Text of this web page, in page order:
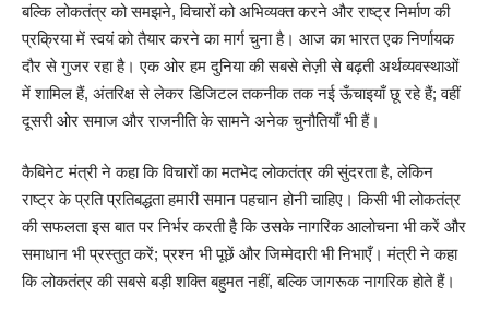
बल्कि लोकतंत्र को समझने, विचारों को अभिव्यक्त करने और राष्ट्र निर्माण की
प्रक्रिया में स्वयं को तैयार करने का मार्ग चुना है। आज का भारत एक निर्णायक
दौर से गुजर रहा है। एक ओर हम दुनिया की सबसे तेज़ी से बढ़ती अर्थव्यवस्थाओं
में शामिल हैं, अंतरिक्ष से लेकर डिजिटल तकनीक तक नई ऊँचाइयाँ छू रहे हैं; वहीं
दूसरी ओर समाज और राजनीति के सामने अनेक चुनौतियाँ भी हैं।
कैबिनेट मंत्री ने कहा कि विचारों का मतभेद लोकतंत्र की सुंदरता है, लेकिन
राष्ट्र के प्रति प्रतिबद्धता हमारी समान पहचान होनी चाहिए। किसी भी लोकतंत्र
की सफलता इस बात पर निर्भर करती है कि उसके नागरिक आलोचना भी करें और
समाधान भी प्रस्तुत करें; प्रश्न भी पूछें और जिम्मेदारी भी निभाएँ। मंत्री ने कहा
कि लोकतंत्र की सबसे बड़ी शक्ति बहुमत नहीं, बल्कि जागरूक नागरिक होते हैं।